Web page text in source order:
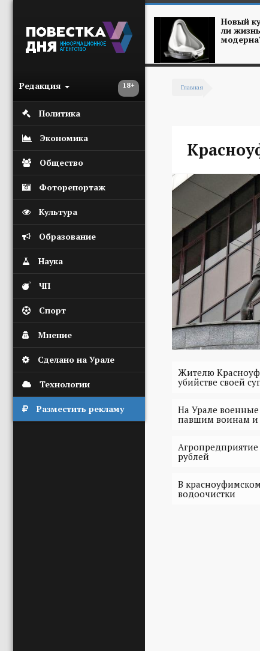
18+
Редакция
Политика
Экономика
Общество
Фоторепортаж
Культура
Образование
Наука
ЧП
Спорт
Мнение
Сделано на Урале
Технологии
Разместить рекламу
Новый
ли
Главная
Жителю
убийстве своей
На Урале
павшим воинам и
рублей
В
водоочистки